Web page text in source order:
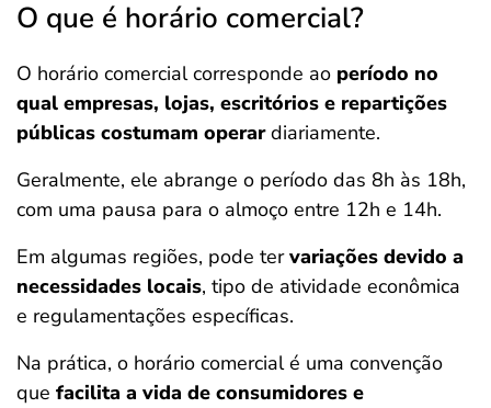
O que é horário comercial?
O horário comercial corresponde ao período no
qual empresas, lojas, escritórios e repartições
públicas costumam operardiariamente.
Geralmente, ele abrange o período das 8h às 18h,
com uma pausa para o almoço entre 12h e 14h.
Em algumas regiões, pode tervariações devido a
necessidades locais, tipo de atividade econômica
e regulamentações específicas.
Na prática, o horário comercial é uma convenção
que facilita a vida de consumidores e